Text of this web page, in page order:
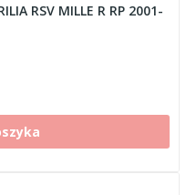
RSV MILLE R RP 2001-